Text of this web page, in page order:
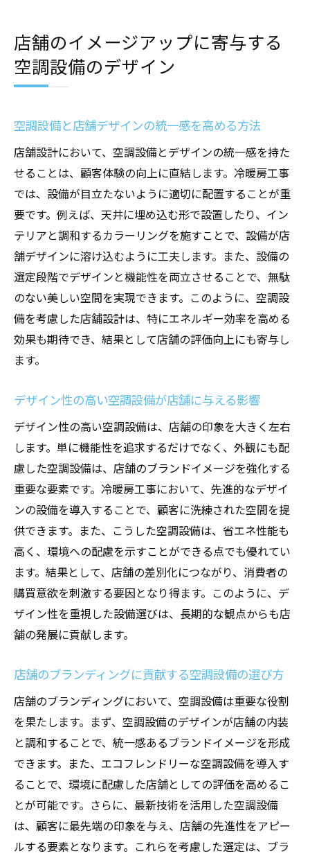
店舗のイメージアップに寄与する
空調設備のデザイン
空調設備と店舗デザインの統一感を高める方法
店舗設計において、空調設備とデザインの統一感を持た
せることは、顧客体験の向上に直結します。冷暖房工事
では、設備が目立たないように適切に配置することが重
要です。例えば、天井に埋め込む形で設置したり、イン
テリアと調和するカラーリングを施すことで、設備が店
舗デザインに溶け込むように工夫します。また、設備の
選定段階でデザインと機能性を両立させることで、無駄
のない美しい空間を実現できます。このように、空調設
備を考慮した店舗設計は、特にエネルギー効率を高める
効果も期待でき、結果として店舗の評価向上にも寄与し
ます。
デザイン性の高い空調設備が店舗に与える影響
デザイン性の高い空調設備は、店舗の印象を大きく左右
します。単に機能性を追求するだけでなく、外観にも配
慮した空調設備は、店舗のブランドイメージを強化する
重要な要素です。冷暖房工事において、先進的なデザイ
ンの設備を導入することで、顧客に洗練された空間を提
供できます。また、こうした空調設備は、省エネ性能も
高く、環境への配慮を示すことができる点でも優れてい
ます。結果として、店舗の差別化につながり、消費者の
購買意欲を刺激する要因となり得ます。このように、デ
ザイン性を重視した設備選びは、長期的な観点からも店
舗の発展に貢献します。
店舗のブランディングに貢献する空調設備の選び方
店舗のブランディングにおいて、空調設備は重要な役割
を果たします。まず、空調設備のデザインが店舗の内装
と調和することで、統一感あるブランドイメージを形成
できます。また、エコフレンドリーな空調設備を導入す
ることで、環境に配慮した店舗としての評価を高めるこ
とが可能です。さらに、最新技術を活用した空調設備
は、顧客に最先端の印象を与え、店舗の先進性をアピー
ルする要素となります。これらを考慮した選定は、ブラ